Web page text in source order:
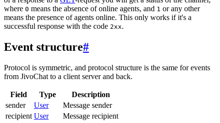
where 0 means the absence of online agents, and 1 or any other
means the presence of agents online. This only works if it's a
successful response with the code 2xx.
Event structure#
Protocol is symmetric, and protocol structure is the same for events
from JivoChat to a client server and back.
Field Type
Description
sender
User
Message sender
recipient User
Message recipient